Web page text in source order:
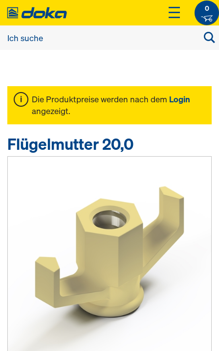
0
Die Produktpreise werden nach dem Login
angezeigt.
Flügelmutter 20,0